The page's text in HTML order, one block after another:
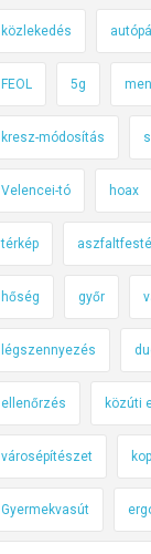
közlekedés
FEOL 5g
kresz-módosítás
Velencei-tó hoax
térkép
hőség győr
légszennyezés
ellenőrzés közúti
városépítészet
Gyermekvasút